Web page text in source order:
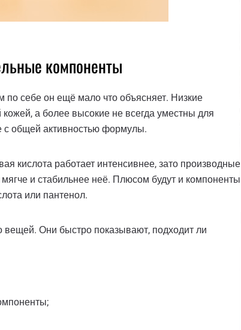
компоненты
по себе он ещё мало что объясняет. Низкие
а более высокие не всегда уместны для
с общей активностью формулы.
кислота работает интенсивнее, зато производные
и стабильнее неё. Плюсом будут и компоненты
или пантенол.
вещей. Они быстро показывают, подходит ли